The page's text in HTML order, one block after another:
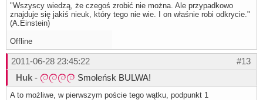
"Wszyscy wiedzą, że czegoś zrobić nie można. Ale przypadkowo
znajduje się jakiś nieuk, który tego nie wie. I on właśnie robi odkrycie."
(A.Einstein)
Offline
#13
2011-06-28 23:45:22
Huk - Smoleńsk BULWA!
A to możliwe, w pierwszym poście tego wątku, podpunkt 1